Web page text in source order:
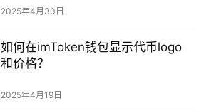
2025年4月30日
如何在imToken钱包显示代币logo
和价格？
2025年4月19日